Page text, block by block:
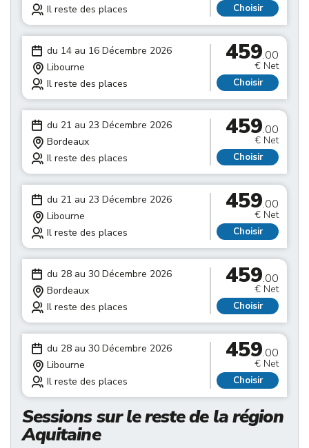
Il reste des places
Choisir
du 14 au 16 Décembre 2026
Libourne
Il reste des places
459.00
€ Net
Choisir
du 21 au 23 Décembre 2026
Bordeaux
Il reste des places
459.00
€ Net
Choisir
du 21 au 23 Décembre 2026
Libourne
Il reste des places
459.00
€ Net
Choisir
du 28 au 30 Décembre 2026
Bordeaux
Il reste des places
459.00
€ Net
Choisir
du 28 au 30 Décembre 2026
Libourne
Il reste des places
459.00
€ Net
Choisir
Sessions sur le reste de la région
Aquitaine